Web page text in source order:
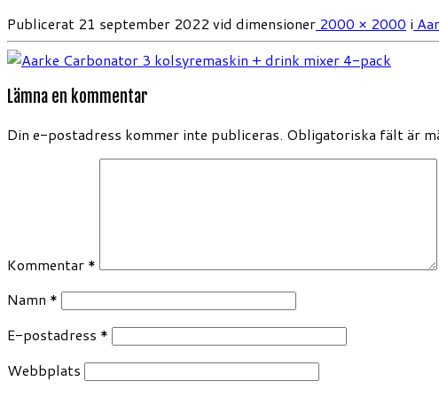
Publicerat 21 september 2022 vid dimensioner 2000 × 2000 i
Lämna en kommentar
Din e-postadress kommer inte publiceras. Obligatoriska fält är
Kommentar *
Namn *
E-postadress *
Webbplats